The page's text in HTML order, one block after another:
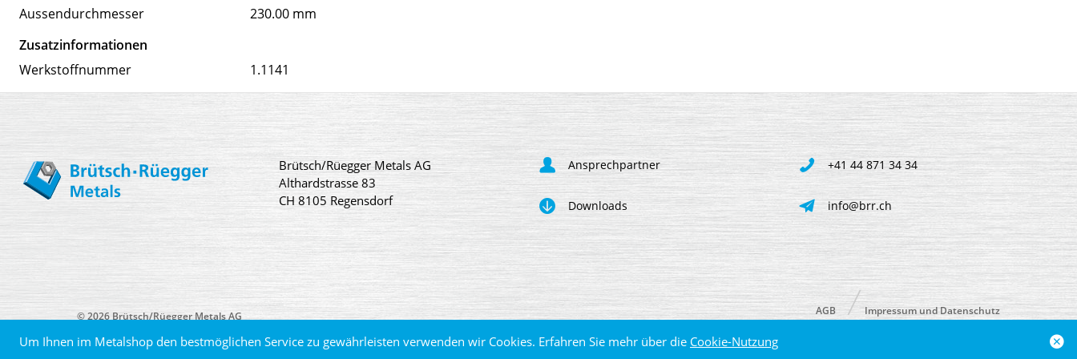
Um Ihnen im Metalshop den bestmöglichen Service zu gewährleisten verwenden wir Cookies. Erfahren Sie mehr über die Cookie-Nutzung
Aussendurchmesser
230.00 mm
Zusatzinformationen
Werkstoffnummer
1.1141
Brütsch/Rüegger Metals AG
Althardstrasse 83
CH 8105 Regensdorf
Ansprechpartner +41 44 871 34 34
Downloads info@brr.ch
© 2026 Brütsch/Rüegger Metals AG AGB Impressum und Datenschutz